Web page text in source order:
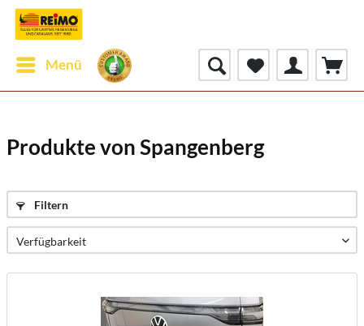
Menü
Produkte von Spangenberg
Filtern